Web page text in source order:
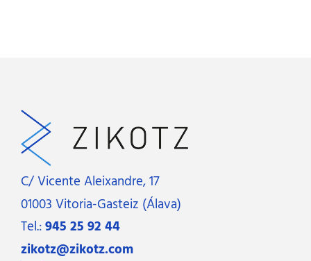
C/ Vicente Aleixandre, 17
01003 Vitoria-Gasteiz (Álava)
Tel.:945 25 92 44
zikotz@zikotz.com